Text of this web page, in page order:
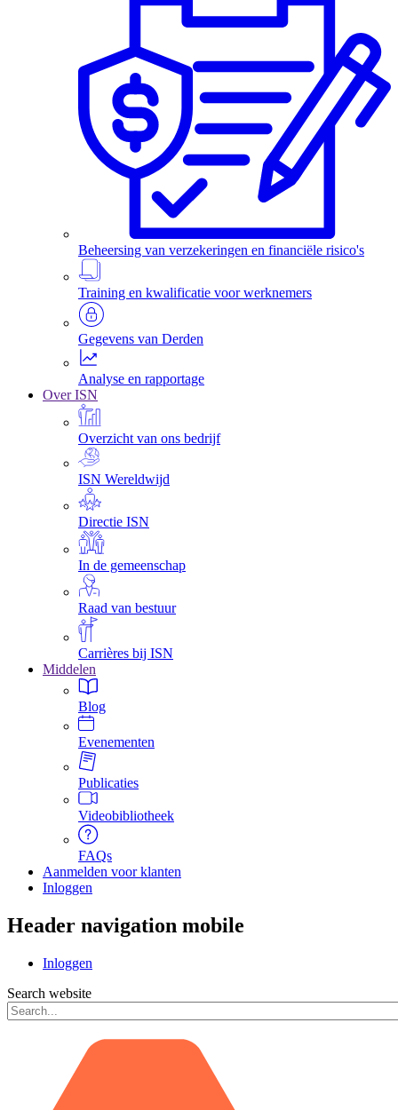
Beheersing van verzekeringen en financiële risico's
Training en kwalificatie voor werknemers
Gegevens van Derden
Analyse en rapportage
Over ISN
Overzicht van ons bedrijf
ISN Wereldwijd
Directie ISN
In de gemeenschap
Raad van bestuur
Carrières bij ISN
Middelen
Blog
Evenementen
Publicaties
Videobibliotheek
FAQs
Aanmelden voor klanten
Inloggen
Header navigation mobile
Inloggen
Search website